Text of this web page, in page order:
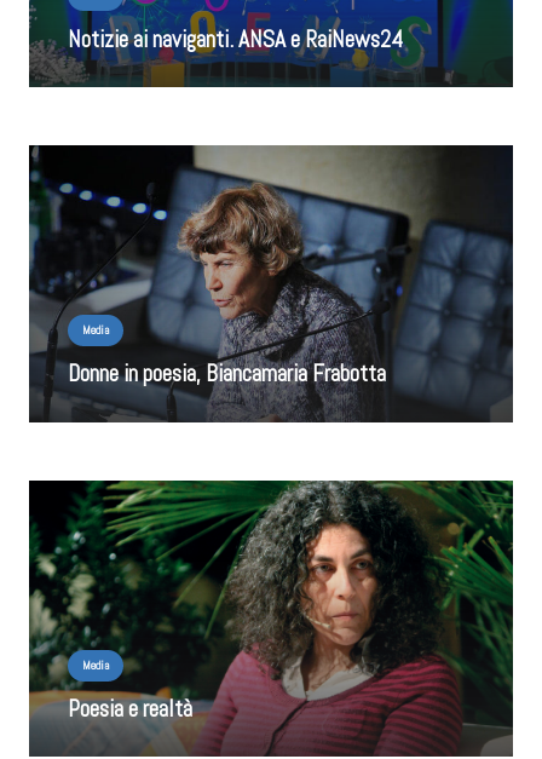
Notizie ai naviganti. ANSA e RaiNews24
Media
Donne in poesia, Biancamaria Frabotta
Media
Poesia e realtà